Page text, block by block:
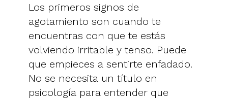
Los primeros signos de
agotamiento son cuando te
encuentras con que te estás
volviendo irritable y tenso. Puede
que empieces a sentirte enfadado.
No se necesita un título en
psicología para entender que